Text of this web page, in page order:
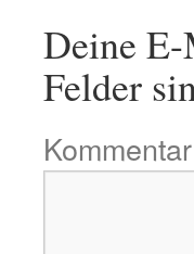
Deine
Felder
Kommentar